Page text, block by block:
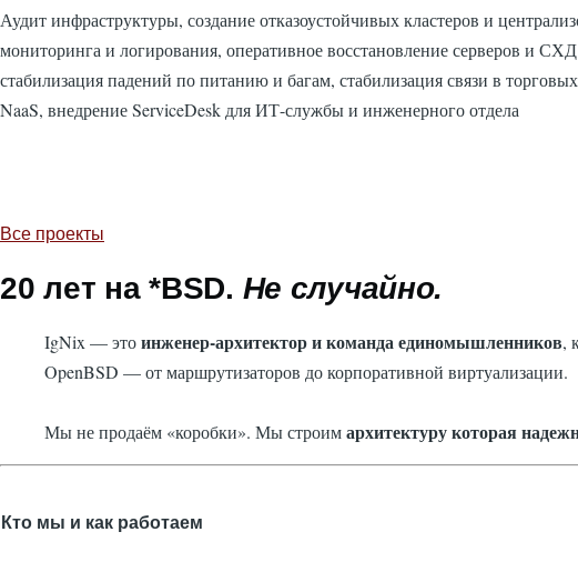
Аудит инфраструктуры, создание отказоустойчивых кластеров и
мониторинга и логирования, оперативное восстановление серверов и
стабилизация падений по питанию и багам, стабилизация связи в
NaaS, внедрение ServiceDesk для ИТ-службы и инженерного отдела
Все проекты
20 лет на *BSD. Не случайно.
IgNix — этоинженер-архитектор и команда единомышленников,
OpenBSD — от маршрутизаторов до корпоративной виртуализации.
Мы не продаём «коробки». Мы строимархитектуру которая
Кто мы и как работаем